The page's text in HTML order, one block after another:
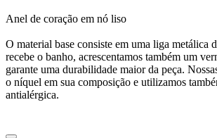
Anel de coração em nó liso
O material base consiste em uma liga metálica
recebe o banho, acrescentamos também um
garante uma durabilidade maior da peça.
o níquel em sua composição e utilizamos
antialérgica.